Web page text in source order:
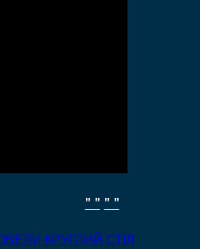
" " " "
КРУГЛИЙ СТІЛ